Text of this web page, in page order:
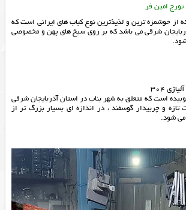
از خوشمزه ترین و لذیذترین نوع کباب های ایرانی است که
شرقی می باشد که بر روی سیخ های پهن و مخصوصی
304
است که متعلق به شهر بناب در استان آذربایجان شرقی
و چربیدار گوسفند ، در اندازه ای بسیار بزرگ تر از
می شود.